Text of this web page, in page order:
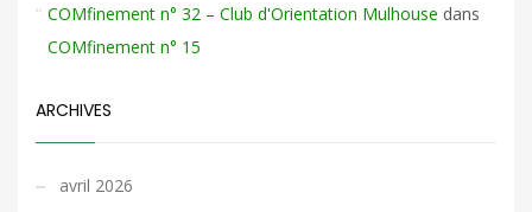
COMfinement n° 32 – Club d'Orientation Mulhouse dans
COMfinement n° 15
ARCHIVES
avril 2026